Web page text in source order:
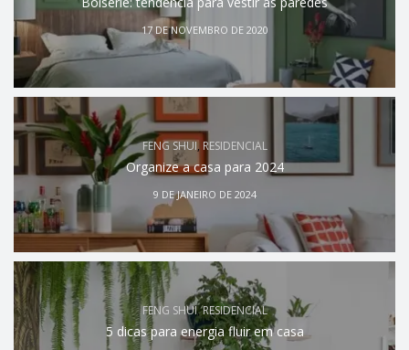
17 DE NOVEMBRO DE 2020
FENG SHUI, RESIDENCIAL
Organize a casa para 2024
9 DE JANEIRO DE 2024
FENG SHUI,RESIDENCIAL
5 dicas para energia fluir em casa